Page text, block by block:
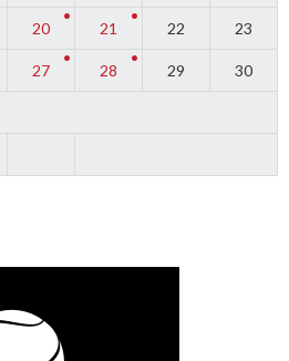
20 21 22 23
27 28 29 30